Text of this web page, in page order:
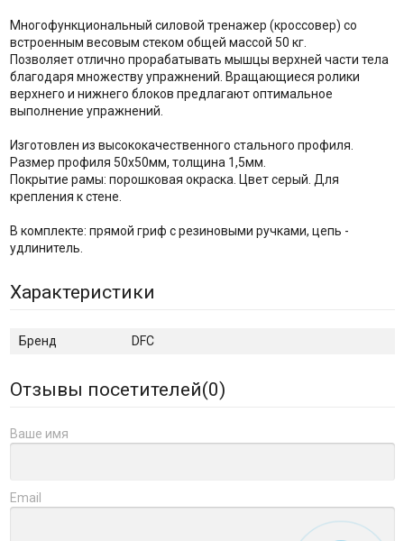
Многофункциональный силовой тренажер (кроссовер) со
встроенным весовым стеком общей массой 50 кг.
Позволяет отлично прорабатывать мышцы верхней части тела
благодаря множеству упражнений. Вращающиеся ролики
верхнего и нижнего блоков предлагают оптимальное
выполнение упражнений.
Изготовлен из высококачественного стального профиля.
Размер профиля 50х50мм, толщина 1,5мм.
Покрытие рамы: порошковая окраска. Цвет серый. Для
крепления к стене.
В комплекте: прямой гриф с резиновыми ручками, цепь -
удлинитель.
Характеристики
Бренд DFC
Отзывы посетителей(0)
Ваше имя
Email